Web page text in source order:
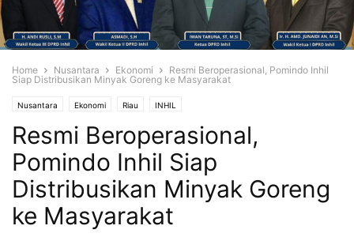
Home Nusantara Ekonomi
Resmi Beroperasional, Pomindo Inhil
Siap Distribusikan Minyak Goreng ke Masyarakat
Nusantara Ekonomi Riau INHIL
Resmi Beroperasional,
Pomindo Inhil Siap
Distribusikan Minyak Goreng
ke Masyarakat